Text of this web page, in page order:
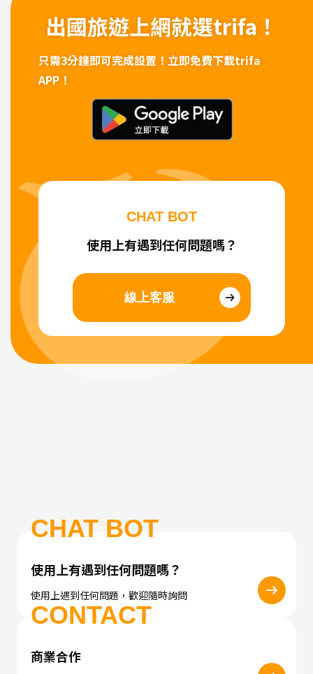
出國旅遊上網就選trifa！
只需3分鐘即可完成設置！ 立即免費下載trifa
APP！
CHAT BOT
使用上有遇到任何問題嗎？
線上客服
CHAT BOT
使用上有遇到任何問題嗎？
使用上遇到任何問題，歡迎隨時詢問
CONTACT
商業合作